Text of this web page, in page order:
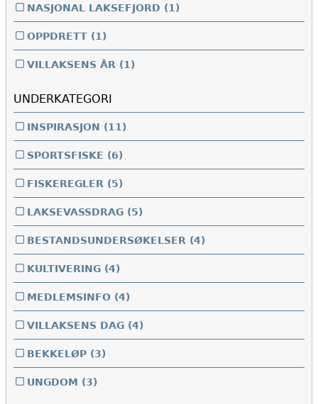
NASJONAL LAKSEFJORD (1)
OPPDRETT (1)
VILLAKSENS ÅR (1)
UNDERKATEGORI
INSPIRASJON (11)
SPORTSFISKE (6)
FISKEREGLER (5)
LAKSEVASSDRAG (5)
BESTANDSUNDERSØKELSER (4)
KULTIVERING (4)
MEDLEMSINFO (4)
VILLAKSENS DAG (4)
BEKKELØP (3)
UNGDOM (3)